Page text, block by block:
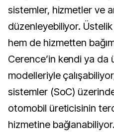
sistemler, hizmetler ve
düzenleyebiliyor. Üstelik
hem de hizmetten
Cerence’in kendi ya
modelleriyle
sistemler (SoC)
otomobil üreticisinin
hizmetine bağlanabiliyor.